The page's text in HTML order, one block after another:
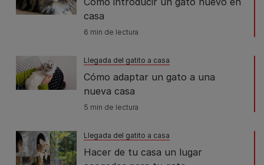
casa
6 min de lectura
Llegada del gatito a casa
Cómo adaptar un gato a una
nueva casa
5 min de lectura
Llegada del gatito a casa
Hacer de tu casa un lugar